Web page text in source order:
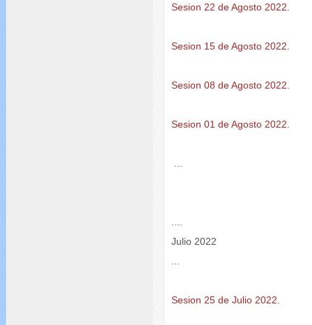
Sesion 22 de Agosto 2022.
Sesion 15 de Agosto 2022.
Sesion 08 de Agosto 2022.
Sesion 01 de Agosto 2022.
Julio 2022
Sesion 25 de Julio 2022.